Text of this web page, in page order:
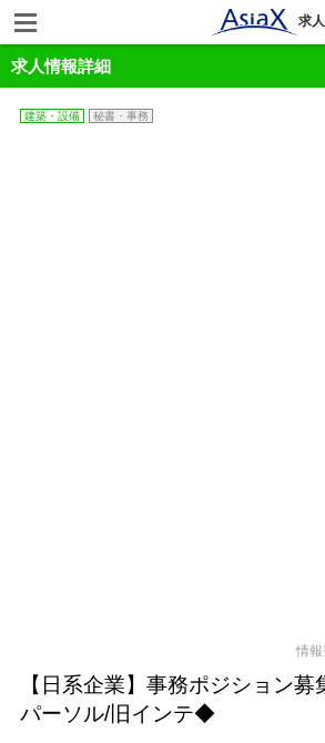
求人
求人情報詳細
建築・設備 秘書・事務
情
【日系企業】事務ポジション
パーソル/旧インテ◆